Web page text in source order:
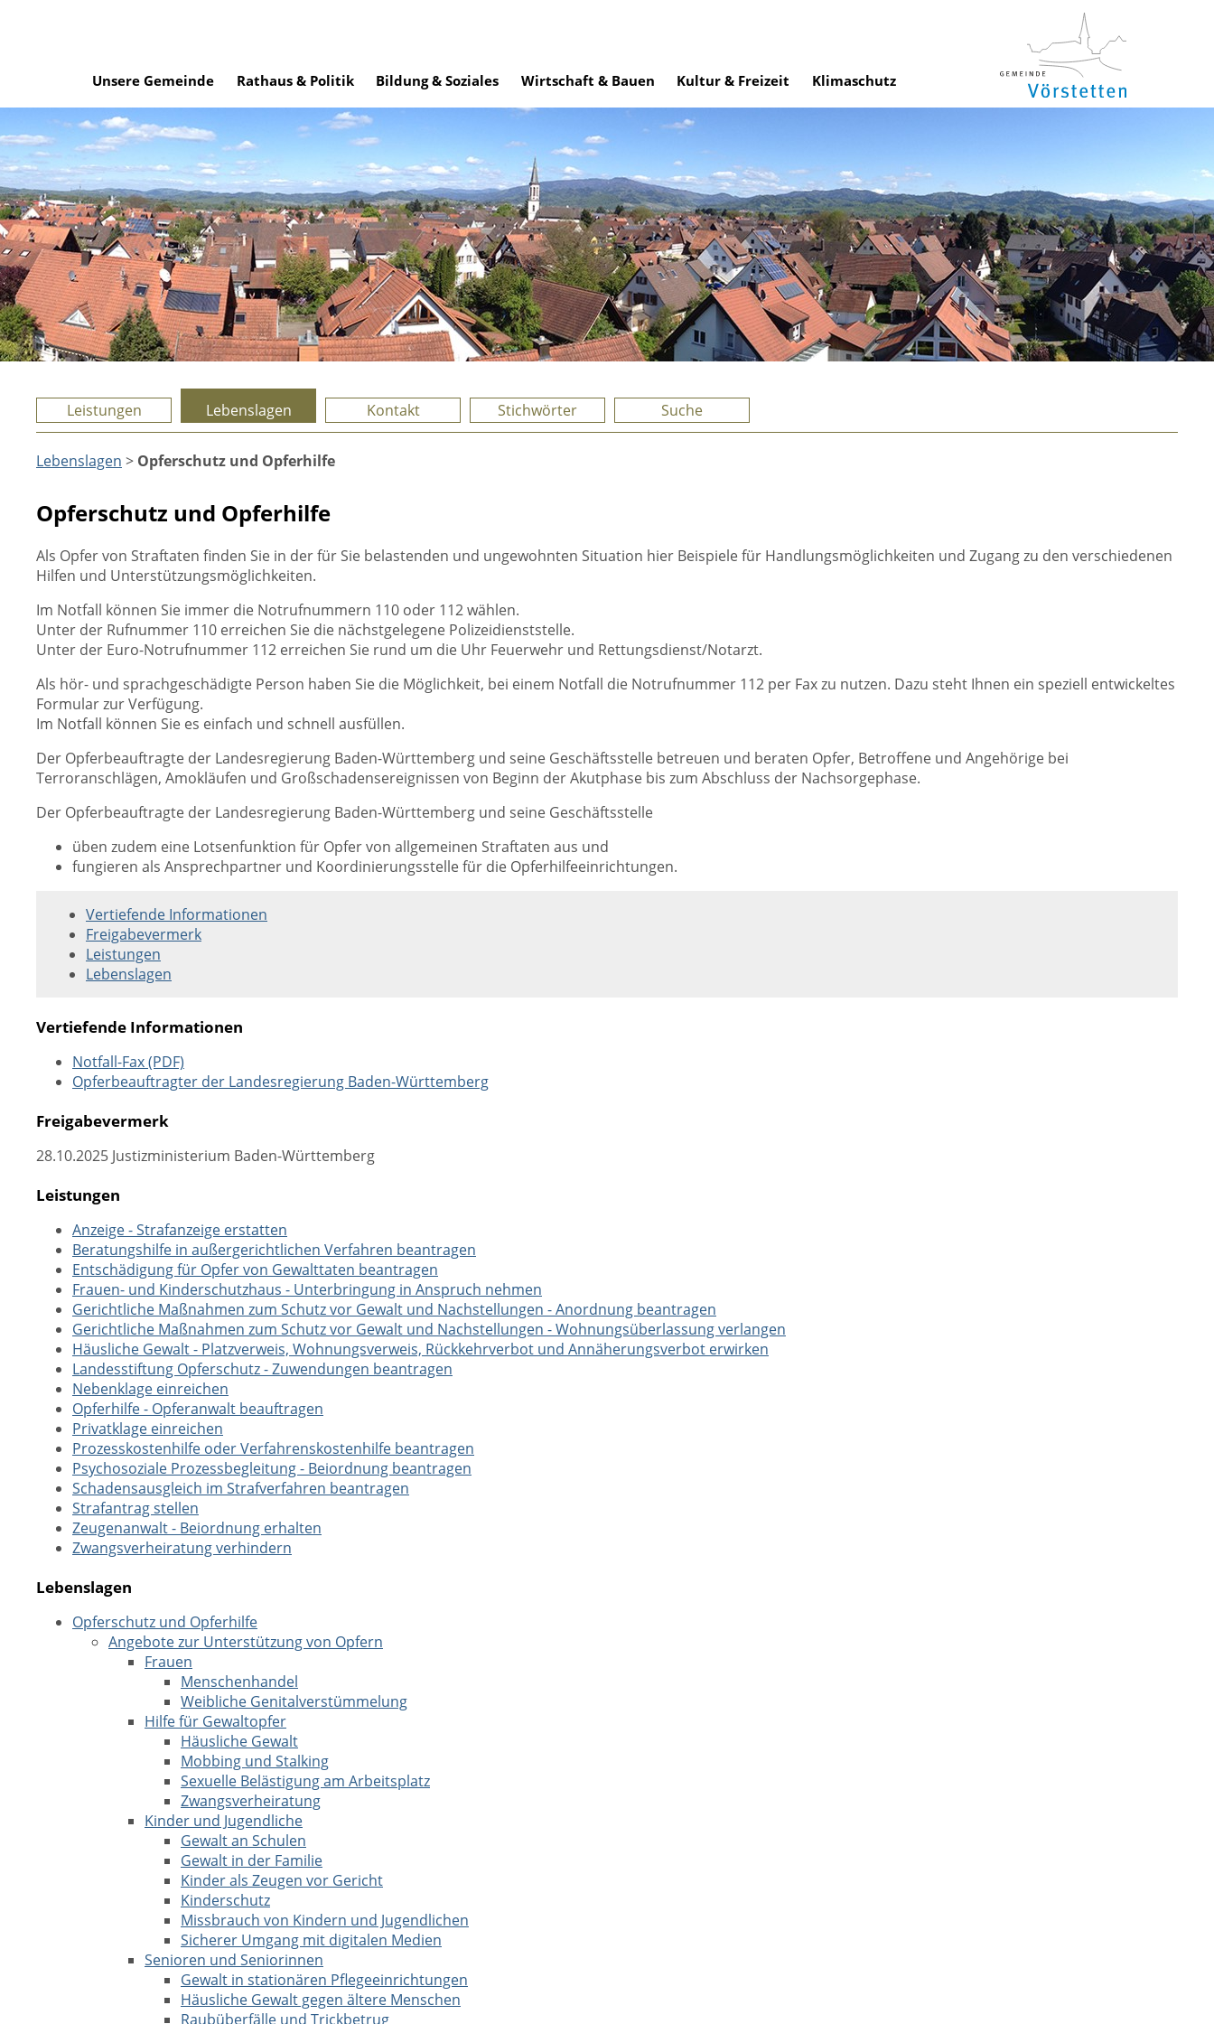
Unsere Gemeinde Rathaus & Politik Bildung & Soziales Wirtschaft & Bauen Kultur & Freizeit Klimaschutz
Leistungen Lebenslagen Kontakt Stichwörter Suche
Lebenslagen > Opferschutz und Opferhilfe
Opferschutz und Opferhilfe
Als Opfer von Straftaten finden Sie in der für Sie belastenden und ungewohnten Situation hier Beispiele für Handlungsmöglichkeiten und Zugang zu den verschiedenen
Hilfen und Unterstützungsmöglichkeiten.
Im Notfall können Sie immer die Notrufnummern 110 oder 112 wählen.
Unter der Rufnummer 110 erreichen Sie die nächstgelegene Polizeidienststelle.
Unter der Euro-Notrufnummer 112 erreichen Sie rund um die Uhr Feuerwehr und Rettungsdienst/Notarzt.
Als hör- und sprachgeschädigte Person haben Sie die Möglichkeit, bei einem Notfall die Notrufnummer 112 per Fax zu nutzen. Dazu steht Ihnen ein speziell entwickeltes
Formular zur Verfügung.
Im Notfall können Sie es einfach und schnell ausfüllen.
Der Opferbeauftragte der Landesregierung Baden-Württemberg und seine Geschäftsstelle betreuen und beraten Opfer, Betroffene und Angehörige bei
Terroranschlägen, Amokläufen und Großschadensereignissen von Beginn der Akutphase bis zum Abschluss der Nachsorgephase.
Der Opferbeauftragte der Landesregierung Baden-Württemberg und seine Geschäftsstelle
üben zudem eine Lotsenfunktion für Opfer von allgemeinen Straftaten aus und
fungieren als Ansprechpartner und Koordinierungsstelle für die Opferhilfeeinrichtungen.
Vertiefende Informationen
Freigabevermerk
Leistungen
Lebenslagen
Vertiefende Informationen
Notfall-Fax (PDF)
Opferbeauftragter der Landesregierung Baden-Württemberg
Freigabevermerk
28.10.2025 Justizministerium Baden-Württemberg
Leistungen
Anzeige - Strafanzeige erstatten
Beratungshilfe in außergerichtlichen Verfahren beantragen
Entschädigung für Opfer von Gewalttaten beantragen
Frauen- und Kinderschutzhaus - Unterbringung in Anspruch nehmen
Gerichtliche Maßnahmen zum Schutz vor Gewalt und Nachstellungen - Anordnung beantragen
Gerichtliche Maßnahmen zum Schutz vor Gewalt und Nachstellungen - Wohnungsüberlassung verlangen
Häusliche Gewalt - Platzverweis, Wohnungsverweis, Rückkehrverbot und Annäherungsverbot erwirken
Landesstiftung Opferschutz - Zuwendungen beantragen
Nebenklage einreichen
Opferhilfe - Opferanwalt beauftragen
Privatklage einreichen
Prozesskostenhilfe oder Verfahrenskostenhilfe beantragen
Psychosoziale Prozessbegleitung - Beiordnung beantragen
Schadensausgleich im Strafverfahren beantragen
Strafantrag stellen
Zeugenanwalt - Beiordnung erhalten
Zwangsverheiratung verhindern
Lebenslagen
Opferschutz und Opferhilfe
Angebote zur Unterstützung von Opfern
Frauen
Menschenhandel
Weibliche Genitalverstümmelung
Hilfe für Gewaltopfer
Häusliche Gewalt
Mobbing und Stalking
Sexuelle Belästigung am Arbeitsplatz
Zwangsverheiratung
Kinder und Jugendliche
Gewalt an Schulen
Gewalt in der Familie
Kinder als Zeugen vor Gericht
Kinderschutz
Missbrauch von Kindern und Jugendlichen
Sicherer Umgang mit digitalen Medien
Senioren und Seniorinnen
Gewalt in stationären Pflegeeinrichtungen
Häusliche Gewalt gegen ältere Menschen
Raubüberfälle und Trickbetrug